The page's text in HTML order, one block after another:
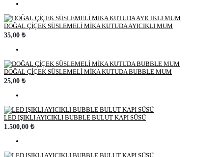
DOĞAL ÇİÇEK SÜSLEMELİ MİKA KUTUDA AYICIKLI MUM
35,00 ₺
DOĞAL ÇİÇEK SÜSLEMELİ MİKA KUTUDA BUBBLE MUM
25,00 ₺
LED IŞIKLI AYICIKLI BUBBLE BULUT KAPI SÜSÜ
1.500,00 ₺